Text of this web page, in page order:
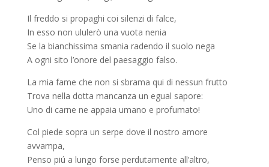
Il freddo si propaghi coi silenzi di falce,
In esso non ululerò una vuota nenia
Se la bianchissima smania radendo il suolo nega
A ogni sito l’onore del paesaggio falso.
La mia fame che non si sbrama qui di nessun frutto
Trova nella dotta mancanza un egual sapore:
Uno di carne ne appaia umano e profumato!
Col piede sopra un serpe dove il nostro amore
avvampa,
Penso piú a lungo forse perdutamente all’altro,